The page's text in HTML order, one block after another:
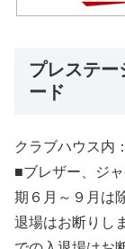
プレステー
ード
クラブハウス内：
■ブレザー、ジ
期６月～９月は
退場はお断りし